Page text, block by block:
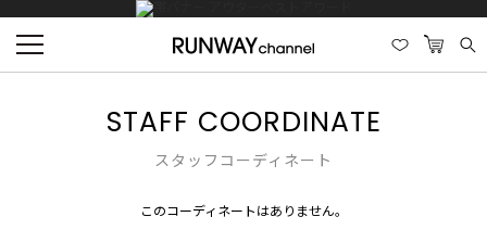
STAFF COORDINATE
スタッフコーディネート
このコーディネートはありません。